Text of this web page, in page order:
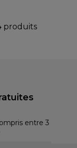
produits
entre 3